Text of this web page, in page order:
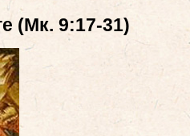
(Мк. 9:17-31)